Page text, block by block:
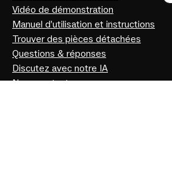
Vidéo de démonstration
Manuel d’utilisation et instructions
Trouver des pièces détachées
Questions & réponses
Discutez avec notre IA
Nous contacter